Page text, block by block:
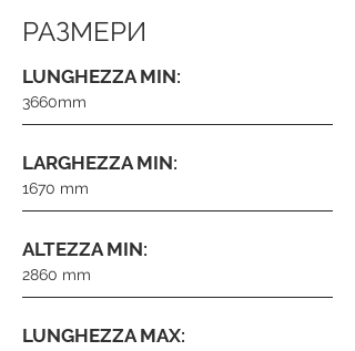
РАЗМЕРИ
LUNGHEZZA MIN:
3660mm
LARGHEZZA MIN:
1670 mm
ALTEZZA MIN:
2860 mm
LUNGHEZZA MAX: